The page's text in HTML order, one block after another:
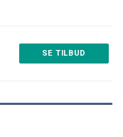
SE TILBUD